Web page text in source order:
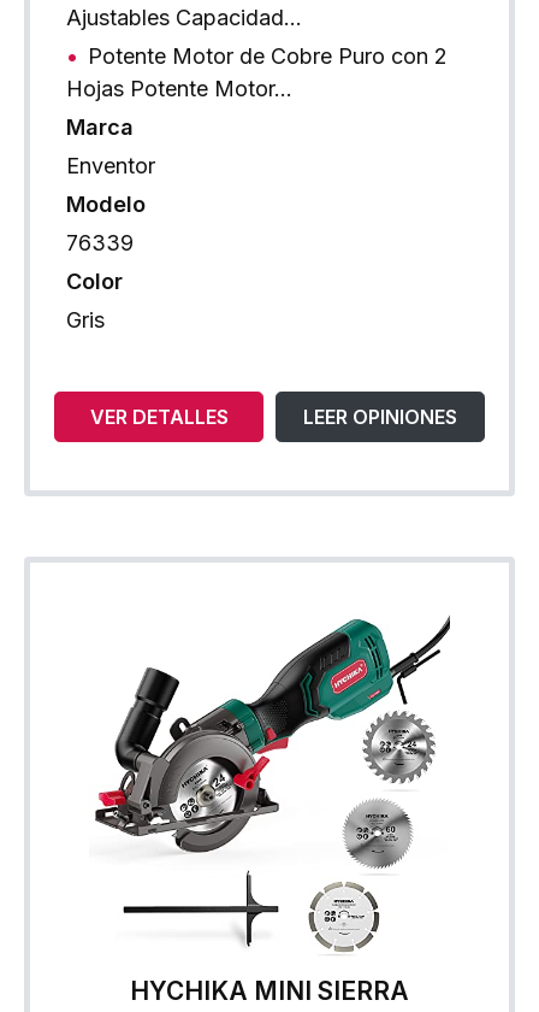
Ajustables Capacidad…
Potente Motor de Cobre Puro con 2
Hojas Potente Motor…
Marca
Enventor
Modelo
76339
Color
Gris
VER DETALLES LEER OPINIONES
HYCHIKA MINI SIERRA